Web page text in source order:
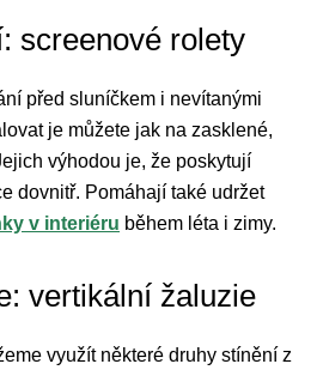
screenové rolety
před sluníčkem i nevítanými
je můžete jak na zasklené,
výhodou je, že poskytují
dovnitř. Pomáhají také udržet
v interiéru během léta i zimy.
vertikální žaluzie
využít některé druhy stínění z